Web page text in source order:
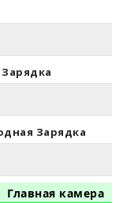
Зарядка
Главная камера